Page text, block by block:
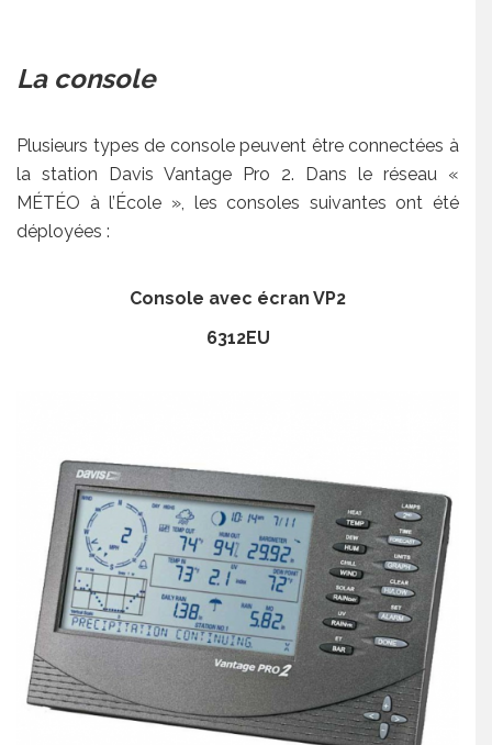
La console
Plusieurs types de console peuvent être connectées à
la station Davis Vantage Pro 2. Dans le réseau «
MÉTÉO à l’École », les consoles suivantes ont été
déployées :
Console avec écran VP2
6312EU